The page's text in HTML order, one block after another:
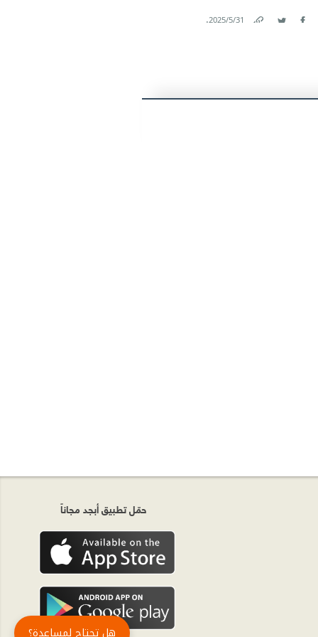
31‏/5‏/2025
.
حمّل تطبيق أبجد مجاناً
هل تحتاج لمساعدة؟